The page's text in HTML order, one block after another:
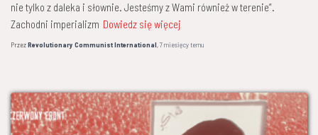
nie tylko z daleka i słownie. Jesteśmy z Wami również w terenie”.
Zachodni imperializm Dowiedz się więcej
PrzezRevolutionary Communist International,7 miesięcytemu